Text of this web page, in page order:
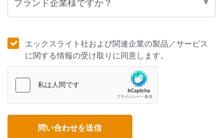
エックスライト社および関連企業の製品／サービス
に関する情報の受け取りに同意します。